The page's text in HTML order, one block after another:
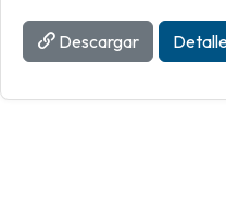
Descargar